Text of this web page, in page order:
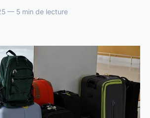
— 5 min de lecture